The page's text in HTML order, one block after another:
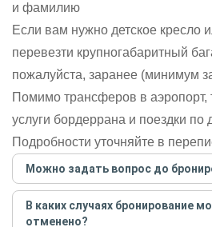
и фамилию
Если вам нужно детское кресло
перевезти крупногабаритный
пожалуйста, заранее (минимум
Помимо трансферов в аэропорт,
услуги бордеррана и поездки
Подробности уточняйте в
Можно задать вопрос до
Достаточно перейти по ссылке
написать гиду. Платить при этом
согласуйте с гидом
В каких случаях бронирование
отменено?